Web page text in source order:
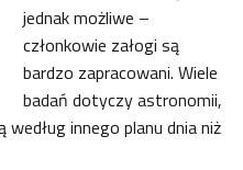
jednak możliwe –
członkowie załogi są
bardzo zapracowani. Wiele
badań dotyczy astronomii,
innego planu dnia niż